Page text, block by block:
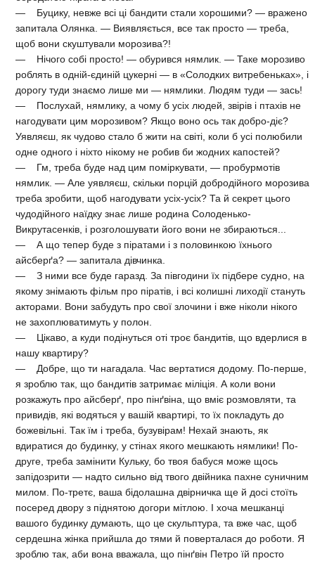
— Буцику, невже всі ці бандити стали хорошими? — вражено
запитала Олянка. — Виявляється, все так просто — треба,
щоб вони скуштували морозива?!
— Нічого собі просто! — обурився нямлик. — Таке морозиво
роблять в одній-єдиній цукерні — в «Солодких витребеньках», і
дорогу туди знаємо лише ми — нямлики. Людям туди — зась!
— Послухай, нямлику, а чому б усіх людей, звірів і птахів не
нагодувати цим морозивом? Якщо воно ось так добро-діє?
Уявляєш, як чудово стало б жити на світі, коли б усі полюбили
одне одного і ніхто нікому не робив би жодних капостей?
— Гм, треба буде над цим поміркувати, — пробурмотів
нямлик. — Але уявляєш, скільки порцій добродійного морозива
треба зробити, щоб нагодувати усіх-усіх? Та й секрет цього
чудодійного наїдку знає лише родина Солоденько-
Викрутасенків, і розголошувати його вони не збираються...
— А що тепер буде з піратами і з половинкою їхнього
айсберґа? — запитала дівчинка.
— З ними все буде гаразд. За півгодини їх підбере судно, на
якому знімають фільм про піратів, і всі колишні лиходії стануть
акторами. Вони забудуть про свої злочини і вже ніколи нікого
не захоплюватимуть у полон.
— Цікаво, а куди подінуться оті троє бандитів, що вдерлися в
нашу квартиру?
— Добре, що ти нагадала. Час вертатися додому. По-перше,
я зроблю так, що бандитів затримає міліція. А коли вони
розкажуть про айсберґ, про пінґвіна, що вміє розмовляти, та
привидів, які водяться у вашій квартирі, то їх покладуть до
божевільні. Так їм і треба, бузувірам! Нехай знають, як
вдиратися до будинку, у стінах якого мешкають нямлики! По-
друге, треба замінити Кульку, бо твоя бабуся може щось
запідозрити — надто сильно від твого двійника пахне суничним
милом. По-третє, ваша бідолашна двірничка ще й досі стоїть
посеред двору з піднятою догори мітлою. І хоча мешканці
вашого будинку думають, що це скульптура, та вже час, щоб
сердешна жінка прийшла до тями й поверталася до роботи. Я
зроблю так, аби вона вважала, що пінґвін Петро їй просто